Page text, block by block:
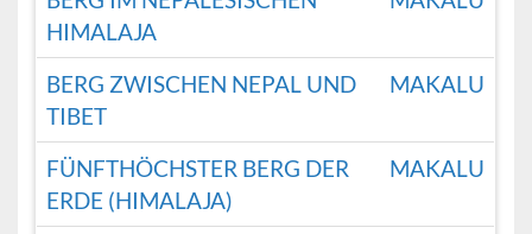
HIMALAJA
BERG ZWISCHEN NEPAL UND
TIBET
MAKALU
FÜNFTHÖCHSTER BERG DER
ERDE (HIMALAJA)
MAKALU